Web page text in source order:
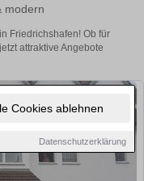
Cookies ablehnen
Datenschutzerklärung
modern
Friedrichshafen! Ob für
attraktive Angebote